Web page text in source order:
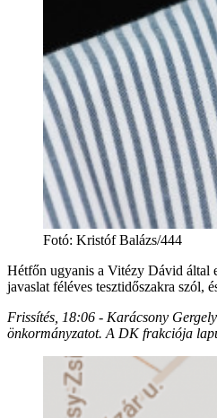
Fotó: Kristóf Balázs/444
Hétfőn ugyanis a Vitézy Dávid által
javaslat féléves tesztidőszakra szól,
Frissítés, 18:06 - Karácsony
önkormányzatot. A DK frakciója